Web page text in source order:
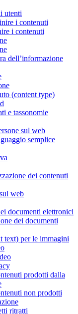
utenti
i contenuti
i contenuti
dell’informazione
(content type)
e tassonomie
sul web
semplice
dei contenuti
web
documenti elettronici
dei documenti
text) per le immagini
prodotti dalla
non prodotti
ritratti